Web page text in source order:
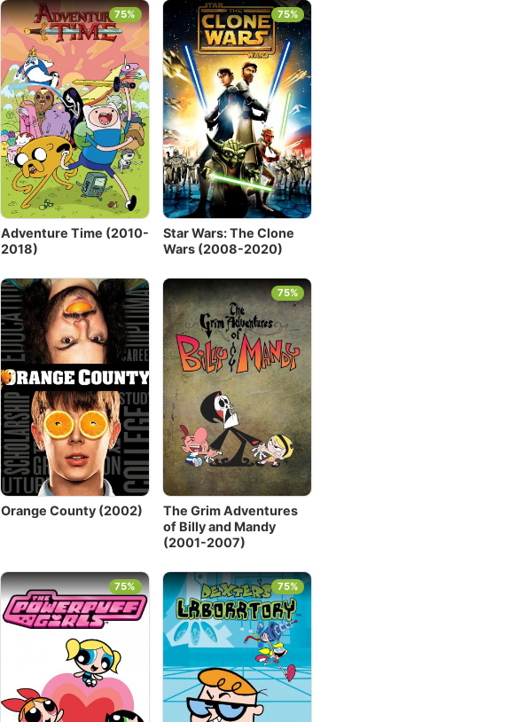
Adventure Time (2010-
2018)
75%
Star Wars: The Clone
Wars (2008-2020)
75%
Orange County (2002)
The Grim Adventures
of Billy and Mandy
(2001-2007)
75%
75% 75%